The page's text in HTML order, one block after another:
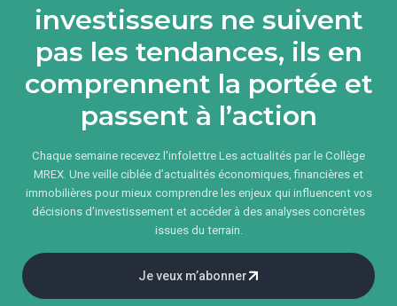
investisseurs ne suivent
pas les tendances, ils en
comprennent la portée et
passent à l’action
Chaque semaine recevez l'infolettre Les actualités par le Collège
MREX. Une veille ciblée d’actualités économiques, financières et
immobilières pour mieux comprendre les enjeux qui influencent vos
décisions d’investissement et accéder à des analyses concrètes
issues du terrain.
Je veux m’abonner